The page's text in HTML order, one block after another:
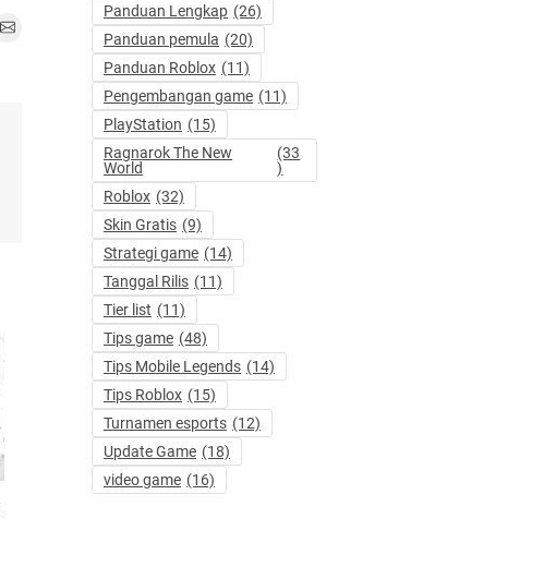
Share on Email
Panduan Lengkap (26)
Panduan pemula (20)
Panduan Roblox (11)
Pengembangan game (11)
PlayStation (15)
Ragnarok The New
World
(33
)
Roblox (32)
Skin Gratis (9)
Strategi game (14)
Tanggal Rilis (11)
Tier list (11)
Tips game (48)
Tips Mobile Legends (14)
Tips Roblox (15)
Turnamen esports (12)
Update Game (18)
video game (16)